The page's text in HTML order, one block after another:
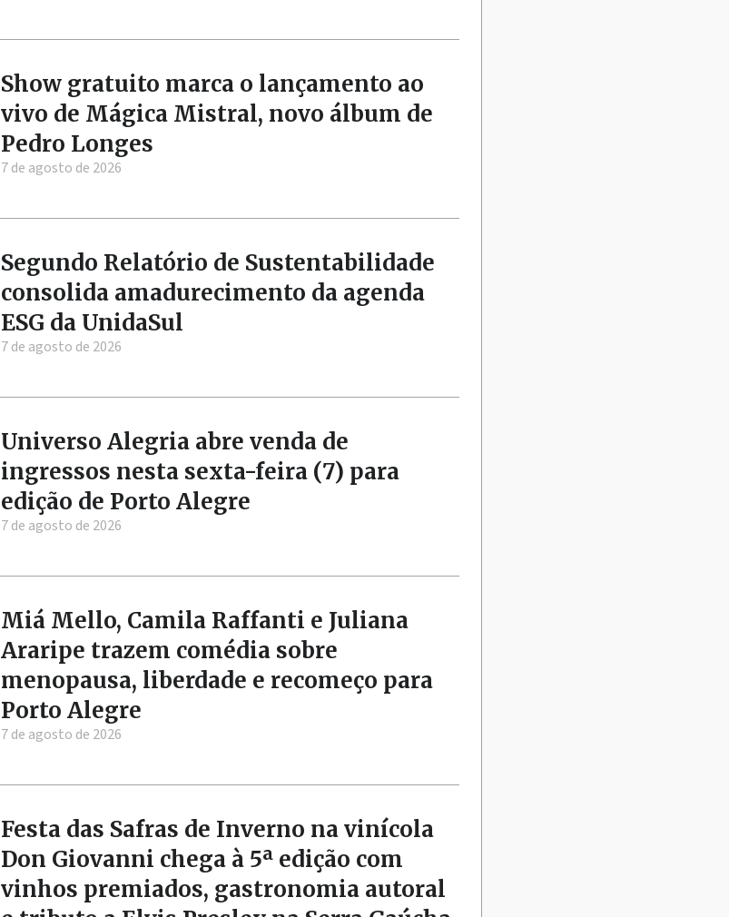
Show gratuito marca o lançamento ao
vivo de Mágica Mistral, novo álbum de
Pedro Longes
7 de agosto de 2026
Segundo Relatório de Sustentabilidade
consolida amadurecimento da agenda
ESG da UnidaSul
7 de agosto de 2026
Universo Alegria abre venda de
ingressos nesta sexta-feira (7) para
edição de Porto Alegre
7 de agosto de 2026
Miá Mello, Camila Raffanti e Juliana
Araripe trazem comédia sobre
menopausa, liberdade e recomeço para
Porto Alegre
7 de agosto de 2026
Festa das Safras de Inverno na vinícola
Don Giovanni chega à 5ª edição com
vinhos premiados, gastronomia autoral